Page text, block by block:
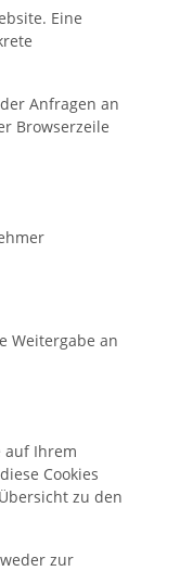
Eine
Anfragen an
Browserzeile
Weitergabe an
auf Ihrem
Cookies
zu den
zur